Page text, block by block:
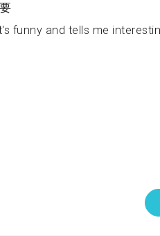
funny and tells me